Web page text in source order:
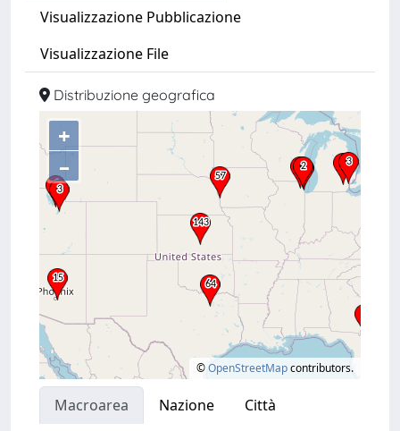
Visualizzazione Pubblicazione
Visualizzazione File
Distribuzione geografica
+
–
©OpenStreetMapcontributors.
Macroarea Nazione
Città